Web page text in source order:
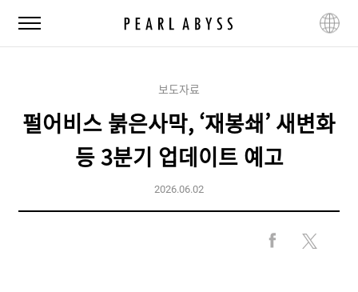
전
체
펄
언
어
보도자료
펄어비스 붉은사막, ‘재봉쇄’ 새변화
등 3분기 업데이트 예고
2026.06.02